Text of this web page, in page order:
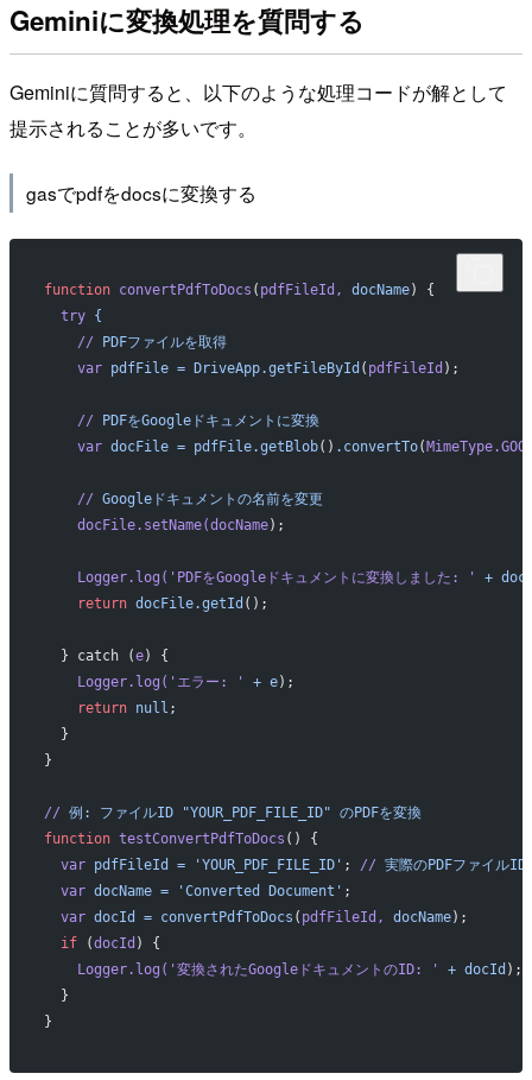
Geminiに変換処理を質問する
Geminiに質問すると、以下のような処理コードが解として
提示されることが多いです。
gasでpdfをdocsに変換する
function convertPdfToDocs ( pdfFileId, docName) {
  try
{
    //
PDFファイルを取得
    var
pdfFile = DriveApp.getFileById ( pdfFileId );
    //
PDFをGoogleドキュメントに変換
    var
docFile = pdfFile.getBlob() .convertTo(
    //
Googleドキュメントの名前を変更
    docFile.setName(docName
);
    Logger.log(
'PDFをGoogleドキュメントに変換しました: ' +
    return
docFile.getId ();
  } catch (
e) {
    Logger.log(
'エラー: ' + e);
    return
null ;
  }
}
// 例: ファイルID "YOUR_PDF_FILE_ID" のPDFを変換
function testConvertPdfToDocs () {
  var
pdfFileId = 'YOUR_PDF_FILE_ID' ; // 実際のPDFファイル
  var
docName = 'Converted Document' ;
  var
docId = convertPdfToDocs ( pdfFileId, docName);
  if
(docId ) {
    Logger.log(
'変換されたGoogleドキュメントのID: ' + docId );
  }
}